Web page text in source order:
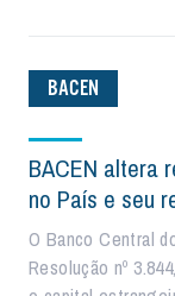
BACEN
BACEN altera
no País e seu
O Banco Central
Resolução nº